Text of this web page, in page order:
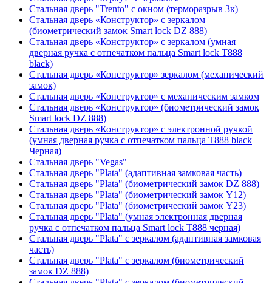
Стальная дверь "Trento" с окном (терморазрыв 3к)
Стальная дверь «Конструктор» с зеркалом
(биометрический замок Smart lock DZ 888)
Стальная дверь «Конструктор» с зеркалом (умная
дверная ручка с отпечатком пальца Smart lock T888
black)
Стальная дверь «Конструктор» зеркалом (механический
замок)
Стальная дверь «Конструктор» с механическим замком
Стальная дверь «Конструктор» (биометрический замок
Smart lock DZ 888)
Стальная дверь «Конструктор» с электронной ручкой
(умная дверная ручка с отпечатком пальца T888 black
Черная)
Стальная дверь "Vegas"
Стальная дверь "Plata" (адаптивная замковая часть)
Стальная дверь "Plata" (биометрический замок DZ 888)
Стальная дверь "Plata" (биометрический замок Y12)
Стальная дверь "Plata" (биометрический замок Y23)
Стальная дверь "Plata" (умная электронная дверная
ручка с отпечатком пальца Smart lock T888 черная)
Стальная дверь "Plata" с зеркалом (адаптивная замковая
часть)
Стальная дверь "Plata" с зеркалом (биометрический
замок DZ 888)